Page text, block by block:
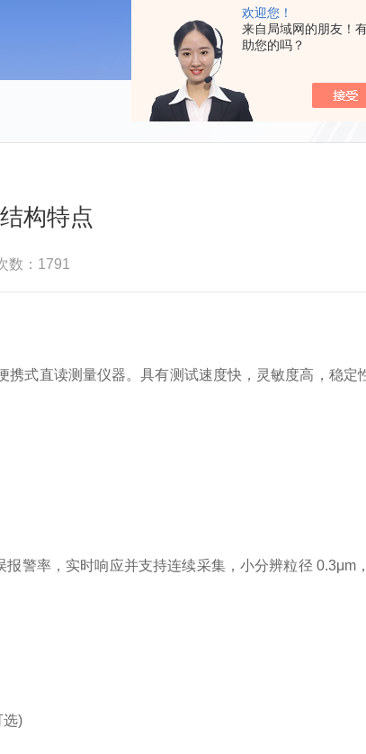
欢迎您！
来自局域网的朋友！
助您的吗？
构特点
数：1791
式直读测量仪器。具有测试速度快，灵敏度高，稳
警率，实时响应并支持连续采集，小分辨粒径
选)